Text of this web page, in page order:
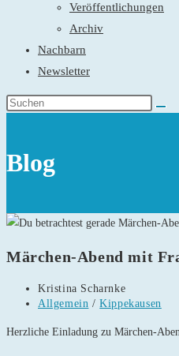
Veröffentlichungen
Archiv
Nachbarn
Newsletter
Blog
Märchen-Abend mit
Beitrags-
Autor:
Kristina Scharnke
Beitrags-
Allgemein / Kippekausen
Herzliche Einladung zu Märchen-